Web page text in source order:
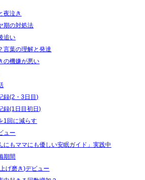
夜泣き
期の対処法
追い
言葉の理解と発達
の機嫌が悪い
録(2・3日目)
録(1日目初日)
1回に減らす
ュー
にもママにも優しい安眠ガイド」実践中
期間
げ磨き)デビュー